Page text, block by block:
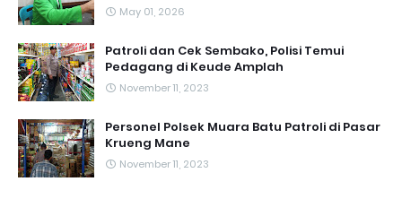
May 01, 2026
Patroli dan Cek Sembako, Polisi Temui
Pedagang di Keude Amplah
November 11, 2023
Personel Polsek Muara Batu Patroli di Pasar
Krueng Mane
November 11, 2023